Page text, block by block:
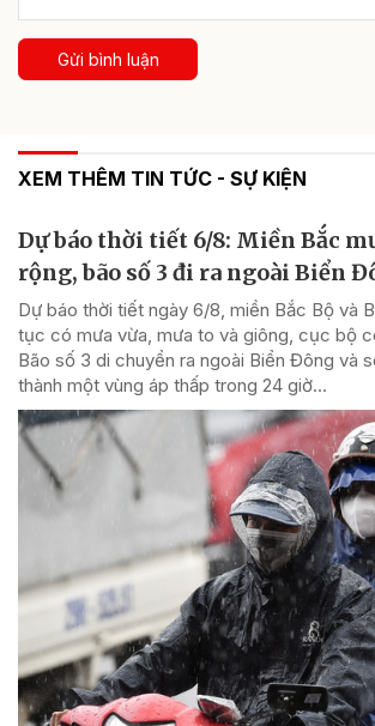
Gửi bình luận
XEM THÊM TIN TỨC - SỰ KIỆN
Dự báo thời tiết 6/8: Miền Bắc
rộng, bão số 3 đi ra ngoài Biển
Dự báo thời tiết ngày 6/8, miền Bắc Bộ và
tục có mưa vừa, mưa to và giông, cục bộ
Bão số 3 di chuyển ra ngoài Biển Đông và
thành một vùng áp thấp trong 24 giờ...